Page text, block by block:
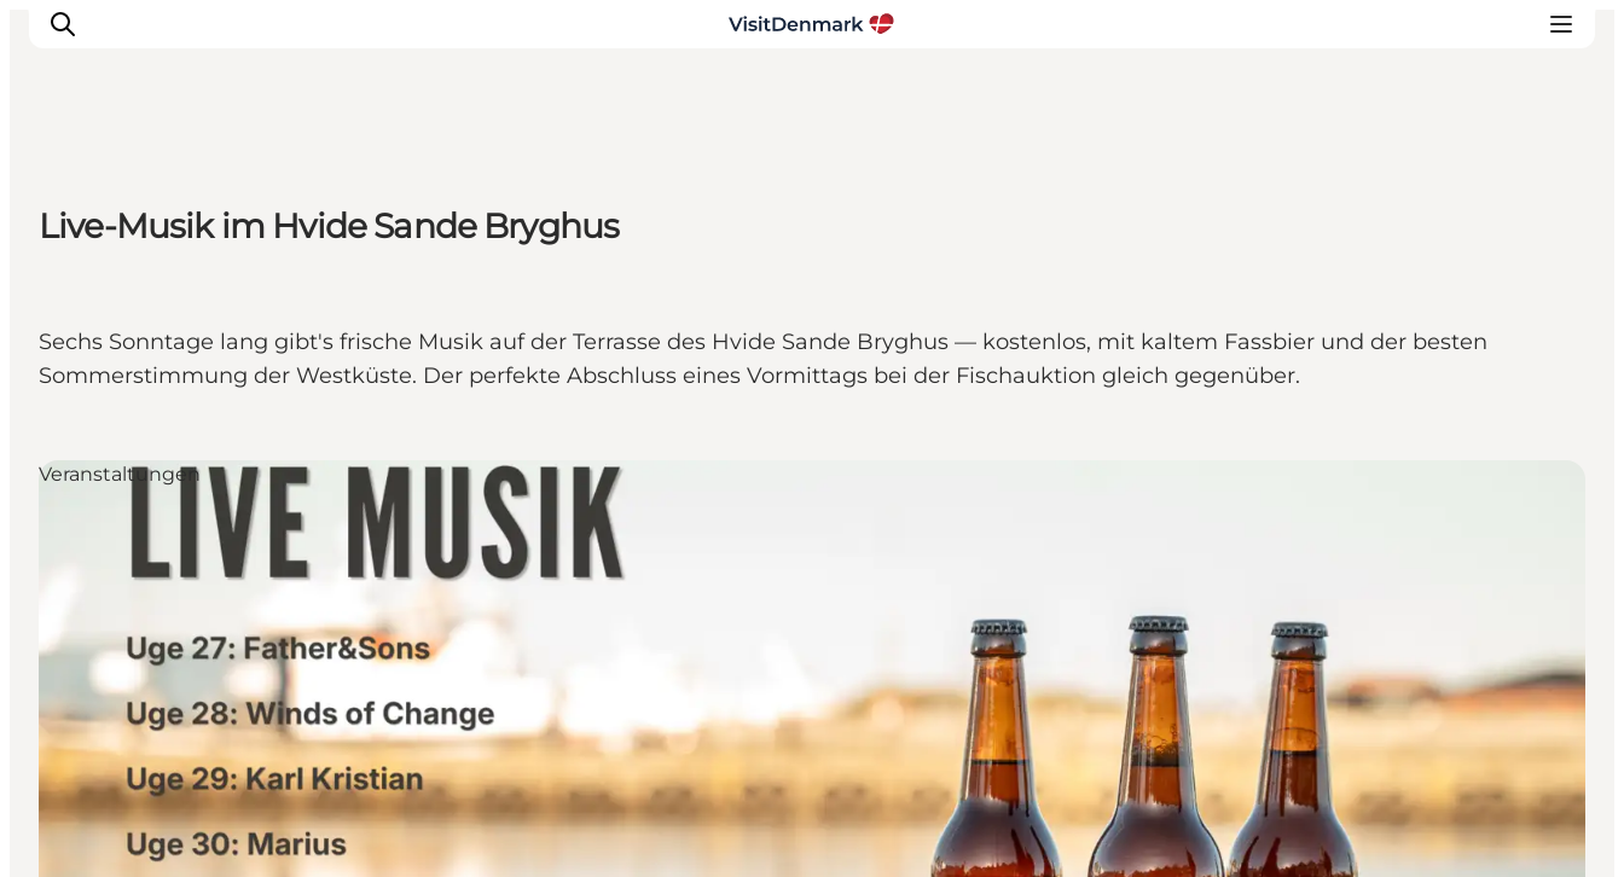
Inspiration
Regionen
Reiseplanung
Live-Musik im Hvide Sande Bryghus
Sechs Sonntage lang gibt's frische Musik auf der Terrasse des Hvide Sande Bryghus — kostenlos, mit kaltem Fassbier und der besten
Sommerstimmung der Westküste. Der perfekte Abschluss eines Vormittags bei der Fischauktion gleich gegenüber.
Veranstaltungen